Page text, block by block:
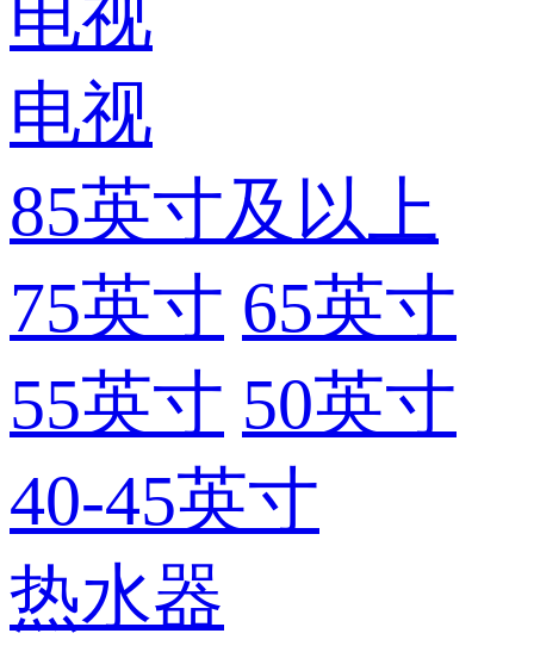
电视
电视
85英寸及以上
75英寸 65英寸
55英寸 50英寸
40-45英寸
热水器